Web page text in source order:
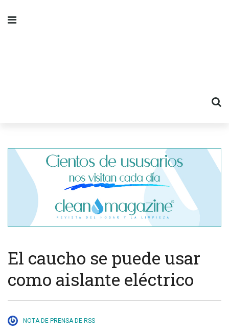
El caucho se puede usar
como aislante eléctrico
NOTA DE PRENSA DE RSS